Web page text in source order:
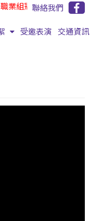
業組冠軍聯絡我們
受邀表演 交通資訊